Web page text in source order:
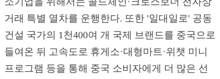
거래 특별 열차를 운행한다. 또한 '일대일로' 공동
건설 국가의 1천400여 개 국제 브랜드를 중국으로
들여온 뒤 고속도로 휴게소·대형마트·위챗 미니
프로그램 등을 통해 중국 소비자에게 더 많은 선